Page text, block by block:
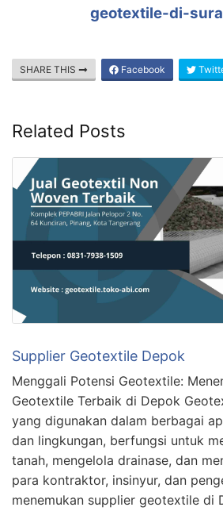
geotextile-di-
SHARE THIS Facebook
Related Posts
Supplier Geotextile Depok
Menggali Potensi Geotextile:
Geotextile Terbaik di Depok
yang digunakan dalam berbagai
dan lingkungan, berfungsi untuk
tanah, mengelola drainase, dan
para kontraktor, insinyur, dan
menemukan supplier geotextile di